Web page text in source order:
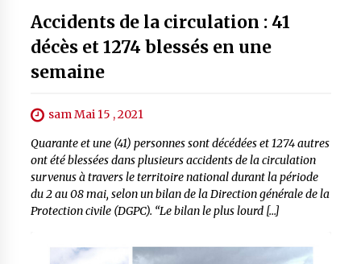
Accidents de la circulation : 41
décès et 1274 blessés en une
semaine
sam Mai 15 , 2021
Quarante et une (41) personnes sont décédées et 1274 autres
ont été blessées dans plusieurs accidents de la circulation
survenus à travers le territoire national durant la période
du 2 au 08 mai, selon un bilan de la Direction générale de la
Protection civile (DGPC). “Le bilan le plus lourd […]